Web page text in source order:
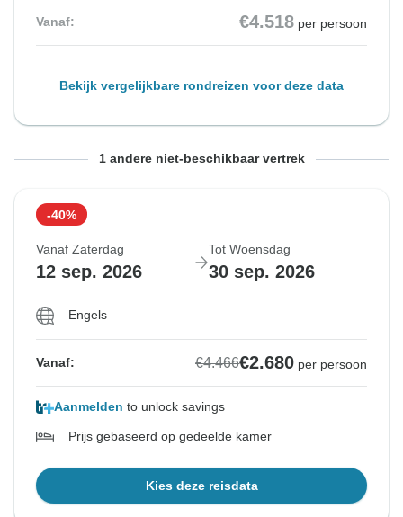
Vanaf: €4.518 per persoon
Bekijk vergelijkbare rondreizen voor deze data
Vanaf Zaterdag Tot Woensdag
Vanaf: €4.518
Bekijk vergelijkbare rondreizen voor deze data
1 andere niet-beschikbaar vertrek
-40%
Vanaf Zaterdag
12 sep. 2026
Tot Woensdag
30 sep. 2026
Engels
Vanaf: €4.466€2.680 per persoon
Aanmelden to unlock savings
Prijs gebaseerd op gedeelde kamer
Kies deze reisdata